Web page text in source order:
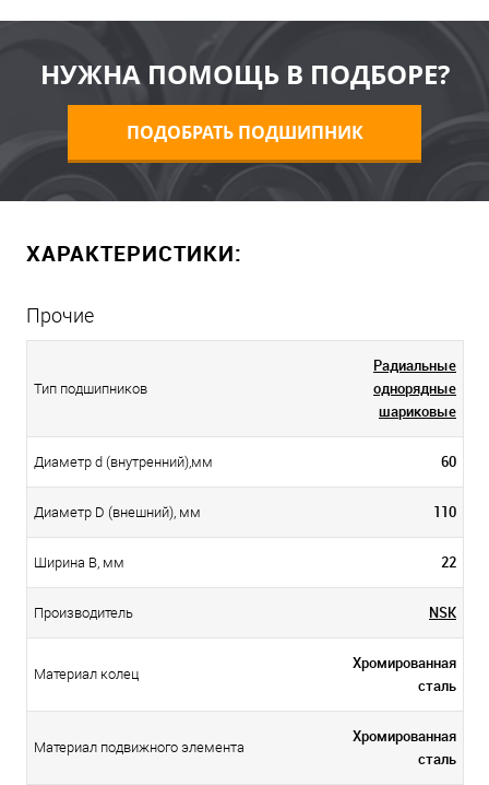
НУЖНА ПОМОЩЬ В ПОДБОРЕ?
ПОДОБРАТЬ ПОДШИПНИК
ХАРАКТЕРИСТИКИ:
Прочие
Тип подшипников
Радиальные
однорядные
шариковые
Диаметр d (внутренний),мм 60
Диаметр D (внешний), мм 110
Ширина B, мм 22
Производитель NSK
Материал колец
Хромированная
сталь
Материал подвижного элемента
Хромированная
сталь